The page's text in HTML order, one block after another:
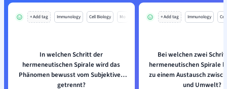
+ Add tag Immunology Cell Biology Mo
In welchen Schritt der
hermeneutischen Spirale wird das
Phänomen bewusst vom Subjektiven
getrennt?
+ Add tag Immunology
Bei welchen zwei
hermeneutischen Spirale
zu einem Austausch
und Umwelt?